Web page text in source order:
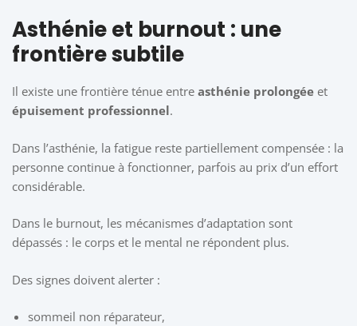
Asthénie et burnout : une
frontière subtile
Il existe une frontière ténue entre asthénie prolongée et
épuisement professionnel.
Dans l’asthénie, la fatigue reste partiellement compensée : la
personne continue à fonctionner, parfois au prix d’un effort
considérable.
Dans le burnout, les mécanismes d’adaptation sont
dépassés : le corps et le mental ne répondent plus.
Des signes doivent alerter :
sommeil non réparateur,